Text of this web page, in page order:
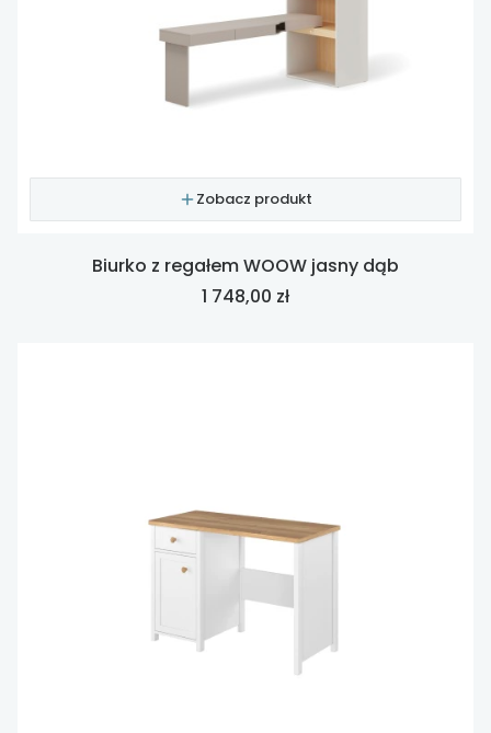
Zobacz produkt
Biurko z regałem WOOW jasny dąb
Cena
1 748,00 zł